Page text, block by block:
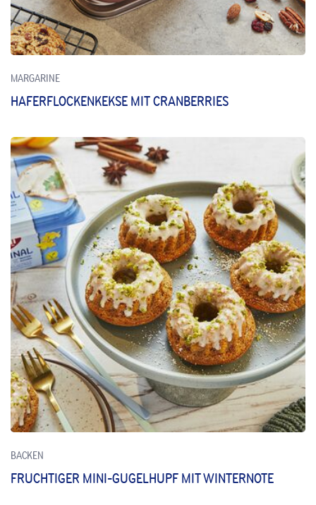
MARGARINE
HAFERFLOCKENKEKSE MIT CRANBERRIES
BACKEN
FRUCHTIGER MINI-GUGELHUPF MIT WINTERNOTE